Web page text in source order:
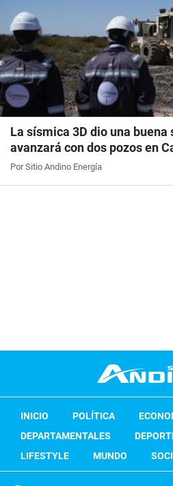
La sísmica 3D dio una buena
avanzará con dos pozos en
Por Sitio Andino Energía
INICIO POLÍTICA
DEPARTAMENTALES
LIFESTYLE
MUNDO